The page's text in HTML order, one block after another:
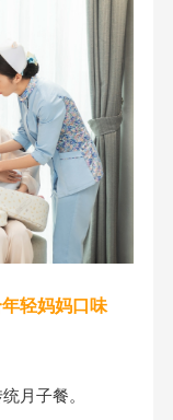
轻妈妈口味
月子餐。